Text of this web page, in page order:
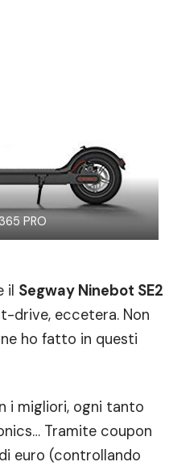
PRO
il Segway Ninebot SE2
drive, eccetera. Non
ho fatto in questi
i migliori, ogni tanto
Tramite coupon
euro (controllando